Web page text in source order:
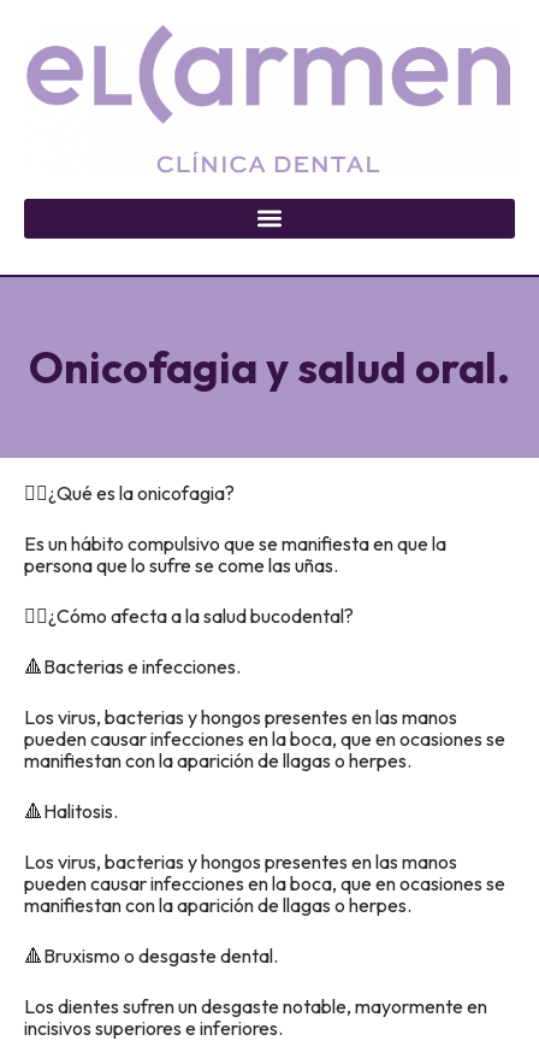
Onicofagia y salud oral.
👉🏽¿Qué es la onicofagia?
Es un hábito compulsivo que se manifiesta en que la
persona que lo sufre se come las uñas.
👉🏽¿Cómo afecta a la salud bucodental?
🔺Bacterias e infecciones.
Los virus, bacterias y hongos presentes en las manos
pueden causar infecciones en la boca, que en ocasiones se
manifiestan con la aparición de llagas o herpes.
🔺Halitosis.
Los virus, bacterias y hongos presentes en las manos
pueden causar infecciones en la boca, que en ocasiones se
manifiestan con la aparición de llagas o herpes.
🔺Bruxismo o desgaste dental.
Los dientes sufren un desgaste notable, mayormente en
incisivos superiores e inferiores.